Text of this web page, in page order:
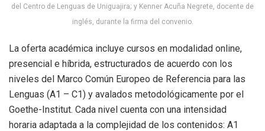
del Centro de Lenguas de Uniguajira; y Kenner Acuña Negrete, docente de
inglés, durante la firma del convenio.
La oferta académica incluye cursos en modalidad online,
presencial e híbrida, estructurados de acuerdo con los
niveles del Marco Común Europeo de Referencia para las
Lenguas (A1 – C1) y avalados metodológicamente por el
Goethe-Institut. Cada nivel cuenta con una intensidad
horaria adaptada a la complejidad de los contenidos: A1